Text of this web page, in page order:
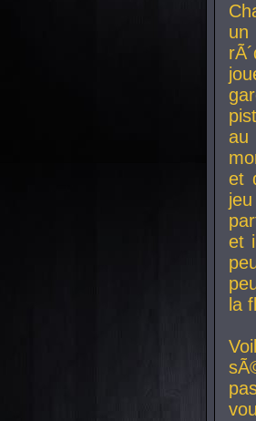
un
au
et
et
la